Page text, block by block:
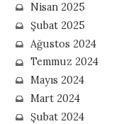
Nisan 2025
Şubat 2025
Ağustos 2024
Temmuz 2024
Mayıs 2024
Mart 2024
Şubat 2024